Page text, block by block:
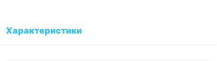
Характеристики